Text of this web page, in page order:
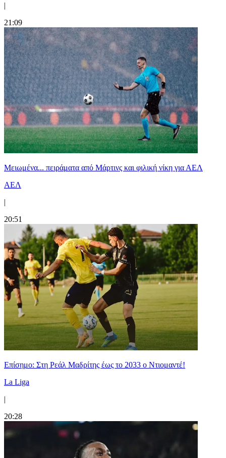
|
21:09
Μειωμένα... πειράματα από Μάρτινς και φιλική νίκη για ΑΕΛ
ΑΕΛ
|
20:51
Επίσημο: Στη Ρεάλ Μαδρίτης έως το 2033 ο Ντιομαντέ!
La Liga
|
20:28